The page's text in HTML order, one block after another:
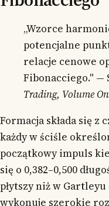
„Wzorce
potencjalne
relacje cenowe
Fibonacciego." —
Trading, Volume
Formacja składa się
każdy w ściśle
początkowy impuls
się o 0,382–0,500
płytszy niż w
wykonuje szerokie